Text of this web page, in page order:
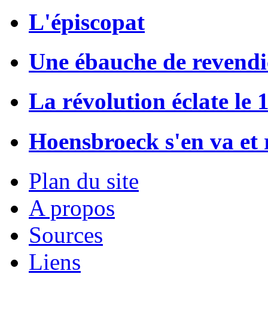
L'épiscopat
Une ébauche de
La révolution éclate le
Hoensbroeck s'en va et
Plan du site
A propos
Sources
Liens